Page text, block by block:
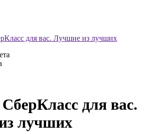
для вас. Лучшие из лучших
для вас.
лучших